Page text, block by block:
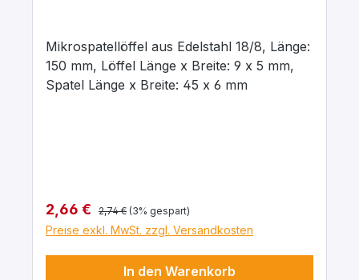
Mikrospatellöffel aus Edelstahl 18/8, Länge:
150 mm, Löffel Länge x Breite: 9 x 5 mm,
Spatel Länge x Breite: 45 x 6 mm
Verkaufspreis:
2,66 € Regulärer Preis:
2,74 € (3% gespart)
Preise exkl. MwSt. zzgl. Versandkosten
In den Warenkorb